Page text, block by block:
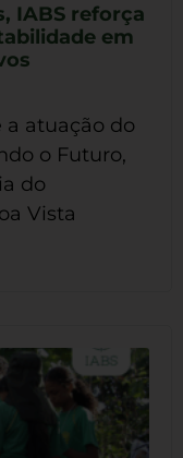
IABS reforça
em
atuação do
o Futuro,
do
Vista